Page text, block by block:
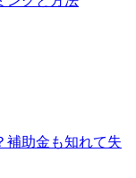
補助金も知れて失